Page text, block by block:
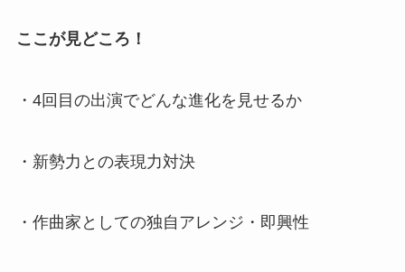
ここが見どころ！
・4回目の出演でどんな進化を見せるか
・新勢力との表現力対決
・作曲家としての独自アレンジ・即興性